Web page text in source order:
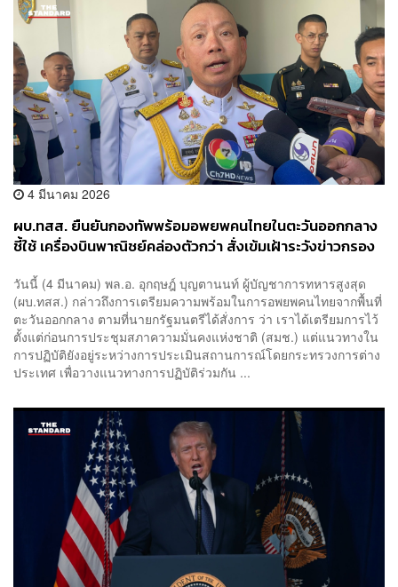
4 มีนาคม 2026
ผบ.ทสส. ยืนยันกองทัพพร้อมอพยพคนไทยในตะวันออกกลาง
ชี้ใช้ เครื่องบินพาณิชย์คล่องตัวกว่า สั่งเข้มเฝ้าระวังข่าวกรอง
วันนี้ (4 มีนาคม) พล.อ. อุกฤษฎ์ บุญตานนท์ ผู้บัญชาการทหารสูงสุด
(ผบ.ทสส.) กล่าวถึงการเตรียมความพร้อมในการอพยพคนไทยจากพื้นที่
ตะวันออกกลาง ตามที่นายกรัฐมนตรีได้สั่งการ ว่า เราได้เตรียมการไว้
ตั้งแต่ก่อนการประชุมสภาความมั่นคงแห่งชาติ (สมช.) แต่แนวทางใน
การปฏิบัติยังอยู่ระหว่างการประเมินสถานการณ์โดยกระทรวงการต่าง
ประเทศ เพื่อวางแนวทางการปฏิบัติร่วมกัน ...